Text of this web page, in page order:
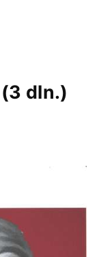
dln.)